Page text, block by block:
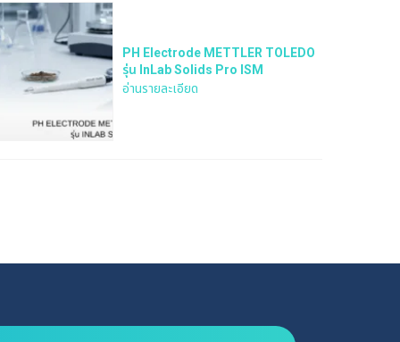
PH Electrode METTLER TOLEDO
รุ่น InLab Solids Pro ISM
อ่านรายละเอียด